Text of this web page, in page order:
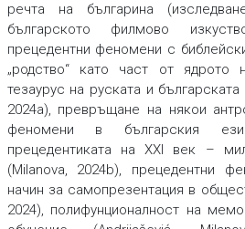
речта на българина
българското филмово
прецедентни феномени с
„родство“ като част от ядрото
тезаурус на руската и българската
2024a), превръщане на някои
феномени в българския
прецедентиката на ХХI век –
(Milanova, 2024b), прецедентни
начин за самопрезентация в
2024), полифунционалност на